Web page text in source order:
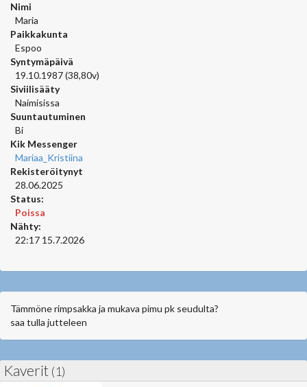
Nimi
Maria
Paikkakunta
Espoo
Syntymäpäivä
19.10.1987 (38,80v)
Siviilisääty
Naimisissa
Suuntautuminen
Bi
Kik Messenger
Mariaa_Kristiina
Rekisteröitynyt
28.06.2025
Status:
Poissa
Nähty:
22:17 15.7.2026
Tämmöne rimpsakka ja mukava pimu pk seudulta?
saa tulla jutteleen
Kaverit (1)